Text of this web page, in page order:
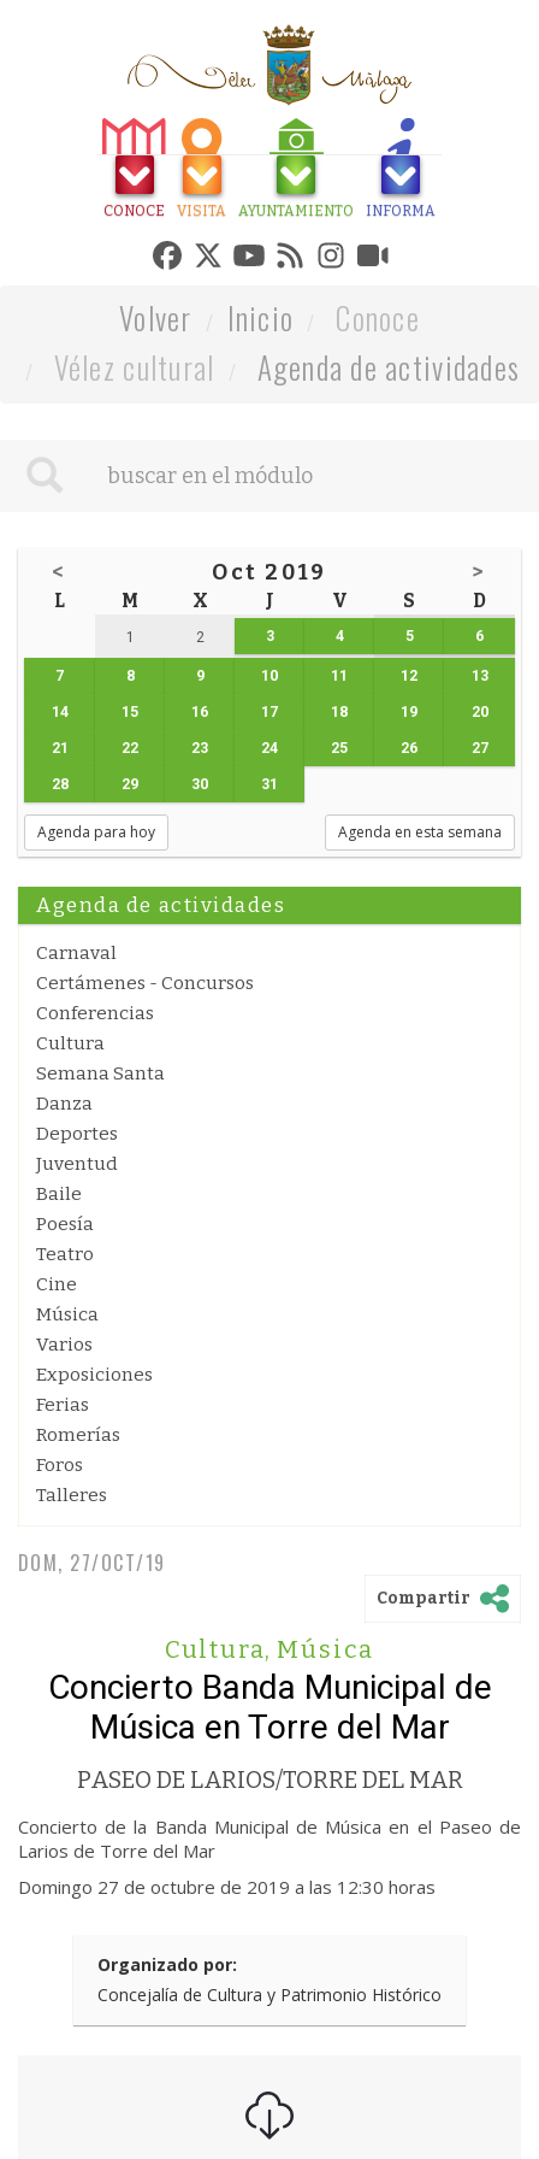
CONOCE VISITA AYUNTAMIENTO INFORMA
Volver Inicio
Conoce
Vélez cultural
Agenda de actividades
< Oct 2019 >
L M X J V S D
1 2 3 4 5 6
7 8 9 10 11 12 13
14 15 16 17 18 19 20
21 22 23 24 25 26 27
28 29 30 31
Agenda para hoy Agenda en esta semana
Agenda de actividades
Carnaval
Certámenes - Concursos
Conferencias
Cultura
Semana Santa
Danza
Deportes
Juventud
Baile
Poesía
Teatro
Cine
Música
Varios
Exposiciones
Ferias
Romerías
Foros
Talleres
DOM, 27/OCT/19
Compartir
Cultura, Música
Concierto Banda Municipal de
Música en Torre del Mar
PASEO DE LARIOS/TORRE DEL MAR
Concierto de la Banda Municipal de Música en el Paseo de
Larios de Torre del Mar
Domingo 27 de octubre de 2019 a las 12:30 horas
Organizado por:
Concejalía de Cultura y Patrimonio Histórico